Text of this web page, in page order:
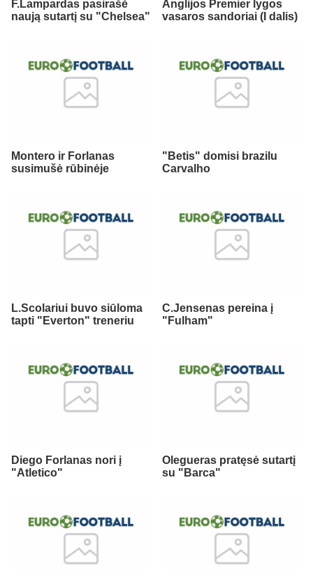
F.Lampardas pasirašė
naują sutartį su "Chelsea"
Anglijos Premier lygos
vasaros sandoriai (I dalis)
Montero ir Forlanas
susimušė rūbinėje
"Betis" domisi brazilu
Carvalho
L.Scolariui buvo siūloma
tapti "Everton" treneriu
C.Jensenas pereina į
"Fulham"
Diego Forlanas nori į
"Atletico"
Olegueras pratęsė sutartį
su "Barca"